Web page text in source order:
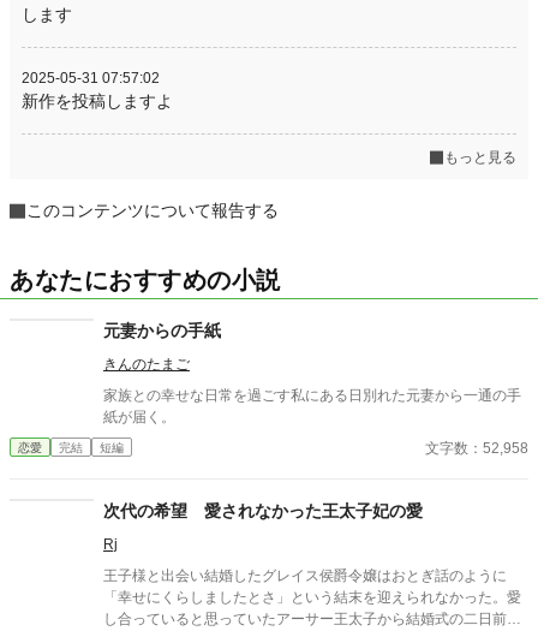
します
2025-05-31 07:57:02
新作を投稿しますよ
もっと見る
このコンテンツについて報告する
あなたにおすすめの小説
元妻からの手紙
きんのたまご
家族との幸せな日常を過ごす私にある日別れた元妻から一通の手
紙が届く。
恋愛 完結 短編 文字数：52,958
次代の希望 愛されなかった王太子妃の愛
Rj
王子様と出会い結婚したグレイス侯爵令嬢はおとぎ話のように
「幸せにくらしましたとさ」という結末を迎えられなかった。愛
し合っていると思っていたアーサー王太子から結婚式の二日前に